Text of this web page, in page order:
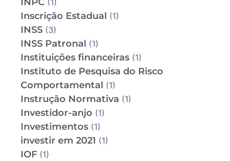
INPC (1)
Inscrição Estadual (1)
INSS (3)
INSS Patronal (1)
Instituições financeiras (1)
Instituto de Pesquisa do Risco
Comportamental (1)
Instrução Normativa (1)
Investidor-anjo (1)
Investimentos (1)
investir em 2021 (1)
IOF (1)